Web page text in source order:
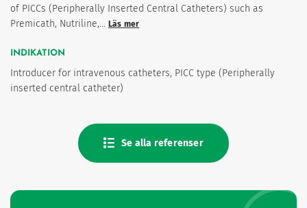
of PICCs (Peripherally Inserted Central Catheters) such as
Premicath, Nutriline,… Läs mer
INDIKATION
Introducer for intravenous catheters, PICC type (Peripherally
inserted central catheter)
Se alla referenser